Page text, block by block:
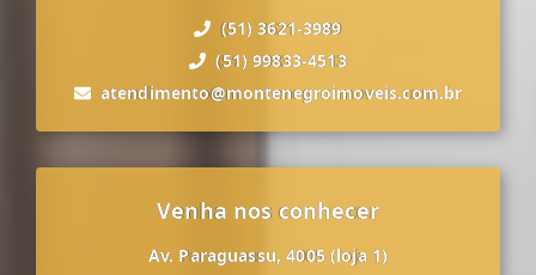
(51) 3621-3989
(51) 99833-4513
atendimento@montenegroimoveis.com.br
Venha nos conhecer
Av. Paraguassu, 4005 (loja 1)